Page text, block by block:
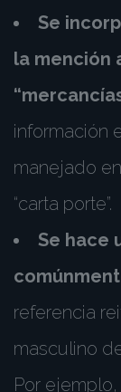
Se
la mención
información
manejado
“carta porte”.
Se hace
referencia
masculino
Por